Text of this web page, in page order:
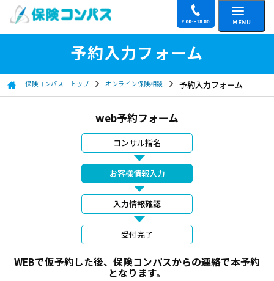
予約入力フォーム
保険コンパス トップ オンライン保険相談 予約入力フォーム
web予約フォーム
コンサル指名
お客様情報入力
入力情報確認
受付完了
WEBで仮予約した後、保険コンパスからの連絡で本予約
となります。